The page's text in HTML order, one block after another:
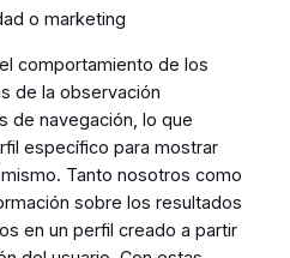
o marketing
comportamiento de los
de la observación
de navegación, lo que
específico para mostrar
Tanto nosotros como
sobre los resultados
en un perfil creado a partir